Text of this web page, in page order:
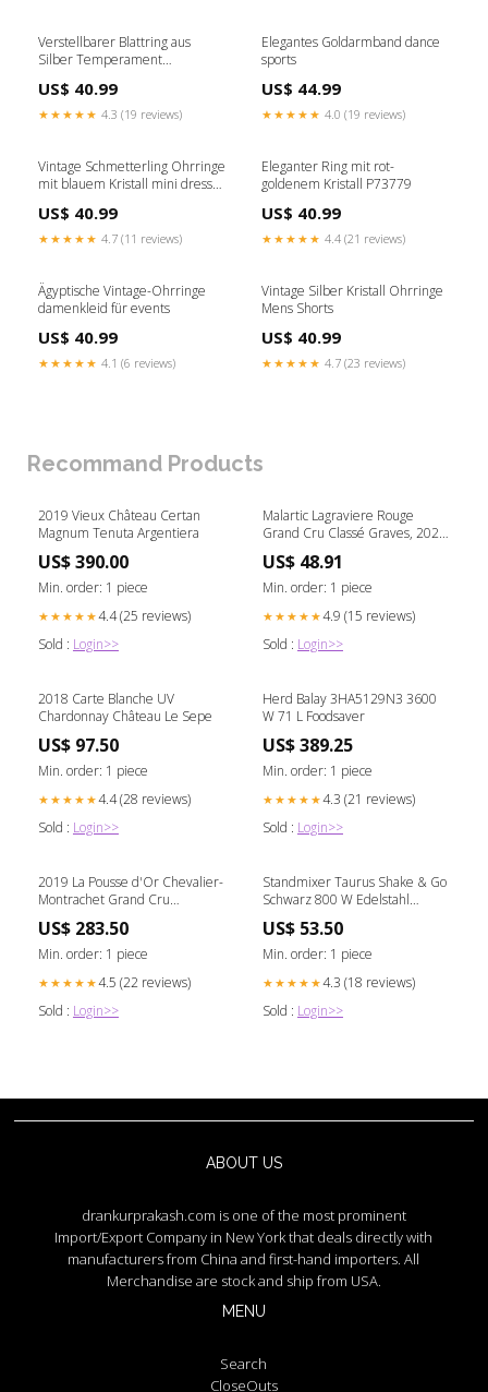
Verstellbarer Blattring aus
Silber Temperament
US$ 40.99
★★★★★ 4.3 (19 reviews)
Elegantes Goldarmband dance
sports
US$ 44.99
★★★★★ 4.0 (19 reviews)
Vintage Schmetterling Ohrringe
mit blauem Kristall mini dress
US$ 40.99
★★★★★ 4.7 (11 reviews)
Eleganter Ring mit rot-
goldenem Kristall P73779
US$ 40.99
★★★★★ 4.4 (21 reviews)
Ägyptische Vintage-Ohrringe
damenkleid für events
US$ 40.99
★★★★★ 4.1 (6 reviews)
Vintage Silber Kristall Ohrringe
Mens Shorts
US$ 40.99
★★★★★ 4.7 (23 reviews)
Recommand Products
2019 Vieux Château Certan
Magnum Tenuta Argentiera
US$ 390.00
Min. order: 1 piece
★★★★★4.4 (25 reviews)
Sold : Login>>
Malartic Lagraviere Rouge
Grand Cru Classé Graves, 2021
US$ 48.91
Min. order: 1 piece
★★★★★4.9 (15 reviews)
Sold : Login>>
2018 Carte Blanche UV
Chardonnay Château Le Sepe
US$ 97.50
Min. order: 1 piece
★★★★★4.4 (28 reviews)
Sold : Login>>
Herd Balay 3HA5129N3 3600
W 71 L Foodsaver
US$ 389.25
Min. order: 1 piece
★★★★★4.3 (21 reviews)
Sold : Login>>
2019 La Pousse d'Or Chevalier-
Montrachet Grand Cru
US$ 283.50
Min. order: 1 piece
★★★★★4.5 (22 reviews)
Sold : Login>>
Standmixer Taurus Shake & Go
Schwarz 800 W Edelstahl
US$ 53.50
Min. order: 1 piece
★★★★★4.3 (18 reviews)
Sold : Login>>
ABOUT US
drankurprakash.com is one of the most prominent
Import/Export Company in New York that deals directly with
manufacturers from China and first-hand importers. All
Merchandise are stock and ship from USA.
MENU
Search
CloseOuts